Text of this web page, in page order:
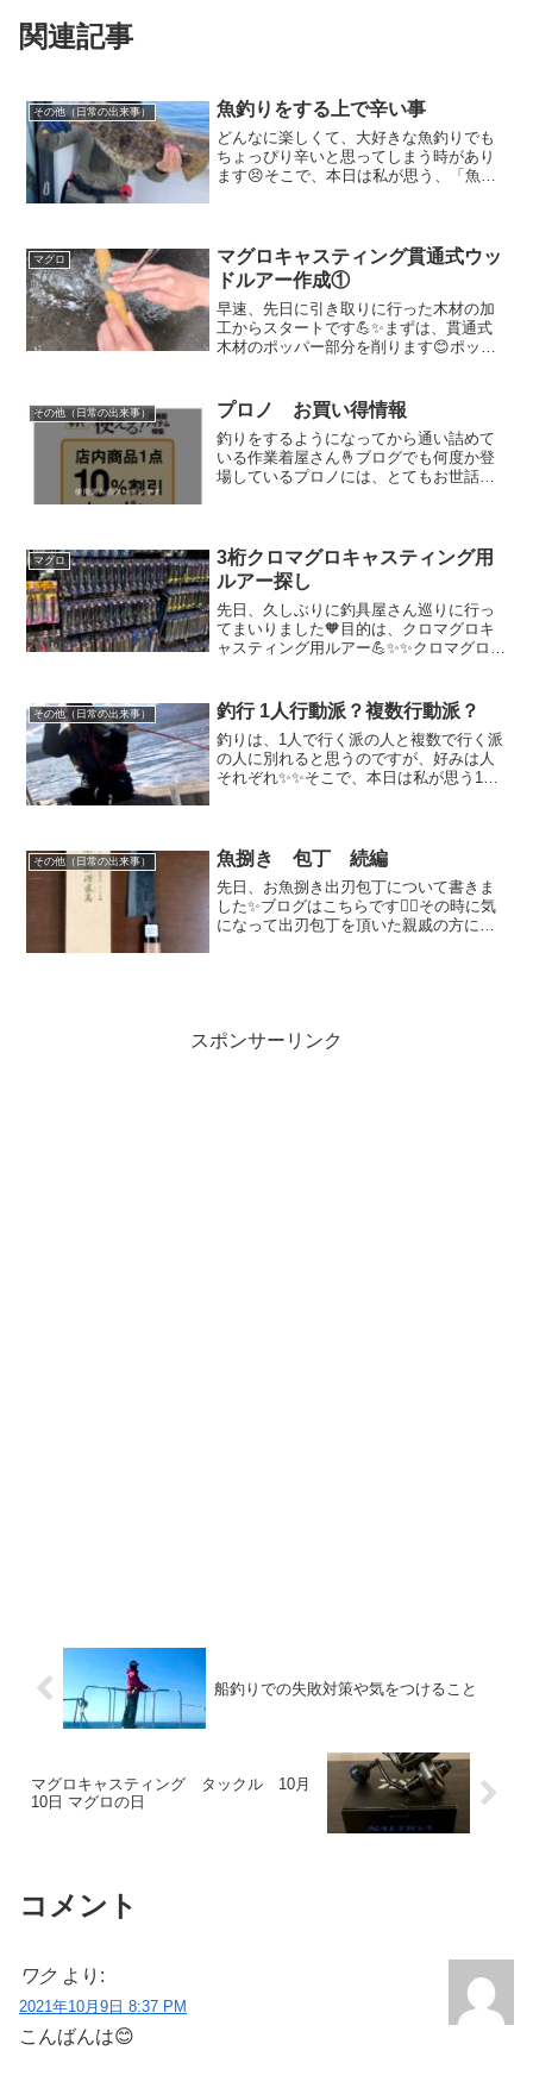
関連記事
その他（日常の出来事） 魚釣りをする上で辛い事
どんなに楽しくて、大好きな魚釣りでも
ちょっぴり辛いと思ってしまう時があり
ます😣そこで、本日は私が思う、「魚釣
いられるので、まだ真っ暗...
マグロ
マグロキャスティング貫通式ウッ
ドルアー作成①
早速、先日に引き取りに行った木材の加
工からスタートです💪✨まずは、貫通式
木材のポッパー部分を削ります😊ポッパ
材を扱うので、すっかり忘れて苦戦しま
くり🙈最初、1本のポッ...
その他（日常の出来事） プロノ お買い得情報
釣りをするようになってから通い詰めて
いる作業着屋さん🤞ブログでも何度か登
場しているプロノには、とてもお世話に
ィース用品もある...
マグロ
3桁クロマグロキャスティング用
ルアー探し
先日、久しぶりに釣具屋さん巡りに行っ
てまいりました🧡目的は、クロマグロキ
ャスティング用ルアー💪✨✨クロマグロキ
ン途中まで、ほぼ全て自作のモテルアー
で挑んでいました😊💓と...
その他（日常の出来事） 釣行 1人行動派？複数行動派？
釣りは、1人で行く派の人と複数で行く派
の人に別れると思うのですが、好みは人
それぞれ✨✨そこで、本日は私が思う1人
釣りに黙々と集中でき...
その他（日常の出来事） 魚捌き 包丁 続編
先日、お魚捌き出刃包丁について書きま
した✨ブログはこちらです💁‍♀️その時に気
になって出刃包丁を頂いた親戚の方に電
スポンサーリンク
船釣りでの失敗対策や気をつけること
マグロキャスティング タックル 10月
10日 マグロの日
コメント
ワク より:
2021年10月9日 8:37 PM
こんばんは😊